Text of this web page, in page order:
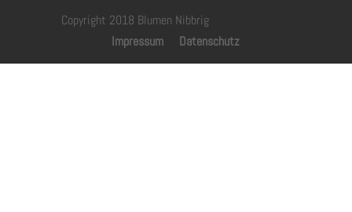
Copyright 2018 Blumen Nibbrig
Impressum
Datenschutz